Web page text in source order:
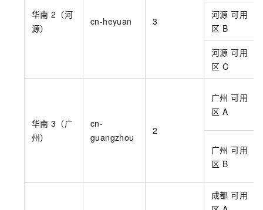
华南 2（河
源）
cn-heyuan 3
河源 可用
区 B
河源 可用
区 C
华南 3（广
州）
cn-
guangzhou
2
广州 可用
区 A
广州 可用
区 B
成都 可用